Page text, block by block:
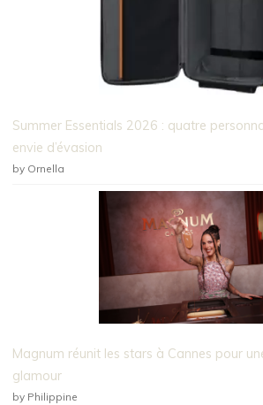
Summer Essentials 2026 : quatre
envie d’évasion
by Ornella
Magnum réunit les stars à Cannes pour
glamour
by Philippine